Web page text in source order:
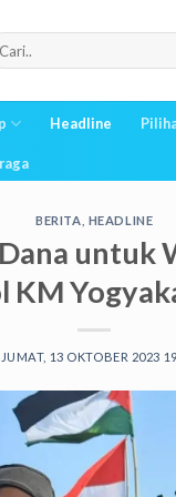
Headline
BERITA HEADLINE
KM
JUMAT, 13 OKTOBER 2023